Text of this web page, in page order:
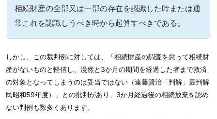
相続財産の全部又は一部の存在を認識した時または通
常これを認識しうべき時から起算すべきである。
しかし、この裁判例に対しては、「相続財産の調査を怠って相続財
産がないものと軽信し、漫然と3か月の期間を経過した者まで救済
の対象となってしまうのは妥当ではない（遠藤賢治「判解」最判解
民昭和59年度）」との批判があり、3か月経過後の相続放棄を認め
ない判例も数多くあります。